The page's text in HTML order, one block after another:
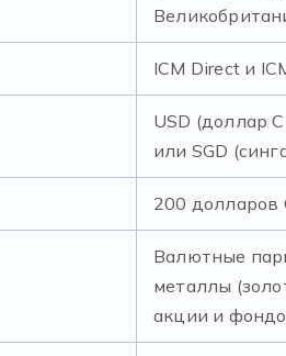
ICM Direct и
USD (доллар
или SGD
200
Валютные
металлы
акции и